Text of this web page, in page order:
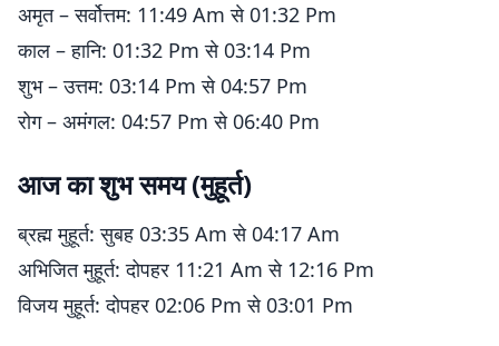
अमृत – सर्वोत्तम: 11:49 Am से 01:32 Pm
काल – हानि: 01:32 Pm से 03:14 Pm
शुभ – उत्तम: 03:14 Pm से 04:57 Pm
रोग – अमंगल: 04:57 Pm से 06:40 Pm
आज का शुभ समय (मुहूर्त)
ब्रह्म मुहूर्त: सुबह 03:35 Am से 04:17 Am
अभिजित मुहूर्त: दोपहर 11:21 Am से 12:16 Pm
विजय मुहूर्त: दोपहर 02:06 Pm से 03:01 Pm